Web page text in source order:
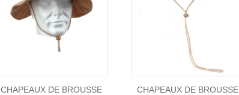
CHAPEAUX DE BROUSSE CHAPEAUX DE BROUSSE